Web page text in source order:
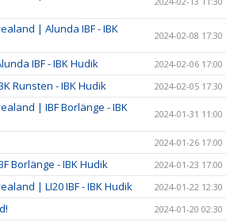
| Alunda IBF - IBK
2024-02-08 17:30
IBF - IBK Hudik 2024-02-06 17:00
Runsten - IBK Hudik 2024-02-05 17:30
| IBF Borlänge - IBK
2024-01-31 11:00
2024-01-26 17:00
Borlänge - IBK Hudik 2024-01-23 17:00
| LI20 IBF - IBK Hudik 2024-01-22 12:30
2024-01-20 02:30